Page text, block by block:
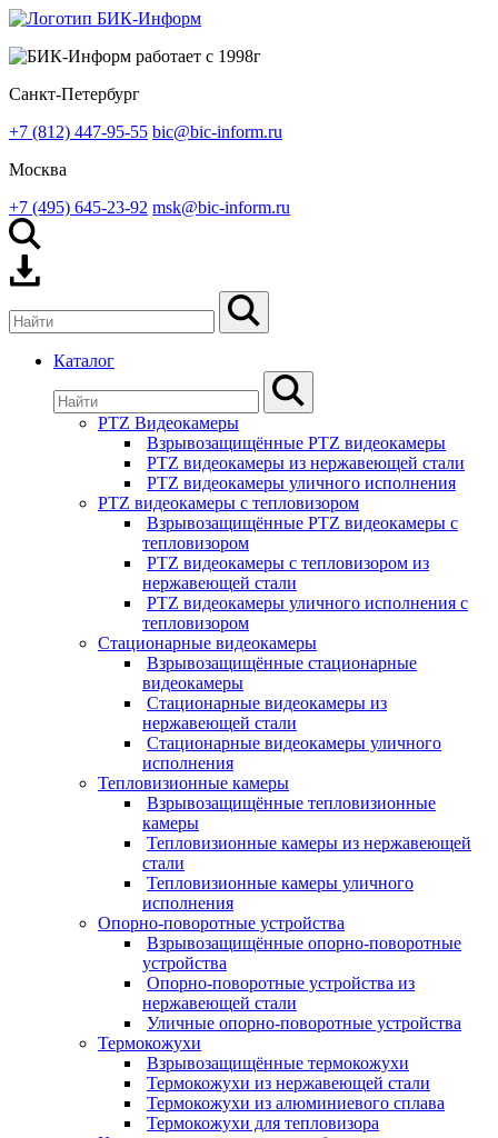
Санкт-Петербург
+7 (812) 447-95-55 bic@bic-inform.ru
Москва
+7 (495) 645-23-92 msk@bic-inform.ru
Каталог
PTZ Видеокамеры
Взрывозащищённые PTZ видеокамеры
PTZ видеокамеры из нержавеющей стали
PTZ видеокамеры уличного исполнения
PTZ видеокамеры с тепловизором
Взрывозащищённые PTZ видеокамеры с
тепловизором
PTZ видеокамеры с тепловизором из
нержавеющей стали
PTZ видеокамеры уличного исполнения с
тепловизором
Стационарные видеокамеры
Взрывозащищённые стационарные
видеокамеры
Стационарные видеокамеры из
нержавеющей стали
Стационарные видеокамеры уличного
исполнения
Тепловизионные камеры
Взрывозащищённые тепловизионные
камеры
Тепловизионные камеры из нержавеющей
стали
Тепловизионные камеры уличного
исполнения
Опорно-поворотные устройства
Взрывозащищённые опорно-поворотные
устройства
Опорно-поворотные устройства из
нержавеющей стали
Уличные опорно-поворотные устройства
Термокожухи
Взрывозащищённые термокожухи
Термокожухи из нержавеющей стали
Термокожухи из алюминиевого сплава
Термокожухи для тепловизора